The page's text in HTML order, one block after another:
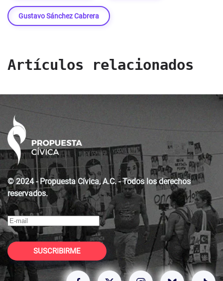
Gustavo Sánchez Cabrera
Artículos relacionados
© 2024 - Propuesta Cívica, A.C. - Todos los derechos
reservados.
SUSCRIBIRME